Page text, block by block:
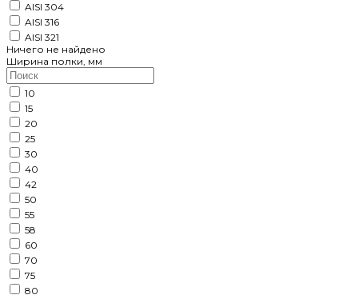
AISI 304
AISI 316
AISI 321
Ничего не найдено
Ширина полки, мм
10
15
20
25
30
40
42
50
55
58
60
70
75
80